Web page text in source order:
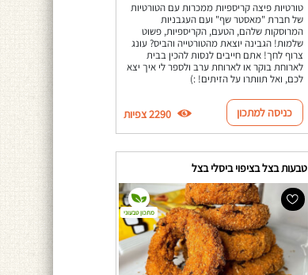
טורטיות פיצה קריספיות ממכרות עם הטורטיות
של חברת "מאסטר שף" ועם העגבניות
המרוסקות שלהם, הטעם, הקריספיות, פשוט
שלמות! הגבינה יוצאת מהטורטייה והביס? עונג
צרוף לחך! אתם חייבים לנסות להכין בבית
לארוחת בוקר או לארוחת ערב ולספר לי איך יצא
לכם, ואל תוותרו על הזיתים! :)
כניסה למתכון 2290 צפיות
טבעות בצל בציפוי ביסלי בצל
מתכון טבעוני